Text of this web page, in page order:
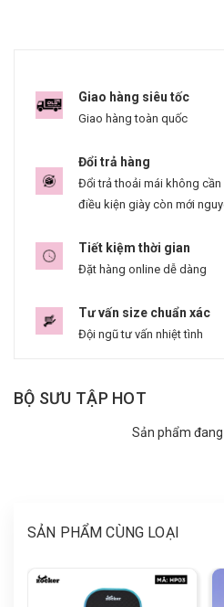
Giao hàng siêu tốc
Giao hàng toàn quốc
Đổi trả hàng
Đổi trả thoải mái không
điều kiện giày còn mới
Tiết kiệm thời gian
Đặt hàng online dễ dàng
Tư vấn size chuẩn xác
Đội ngũ tư vấn nhiệt tình
BỘ SƯU TẬP HOT
Sản phẩm
SẢN PHẨM CÙNG LOẠI